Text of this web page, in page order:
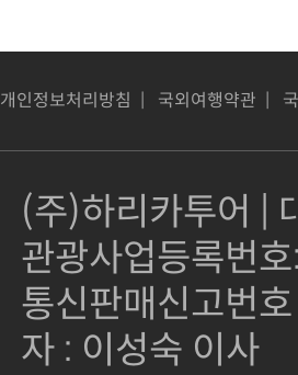
개인정보처리방침 국외여행약관
(주)하리카투어 |
관광사업등록번
통신판매신고번
자 : 이성숙 이사